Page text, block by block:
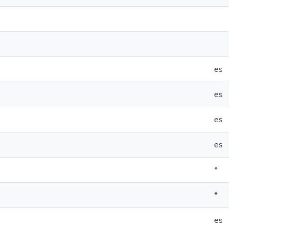
es
es
es
es
*
*
es